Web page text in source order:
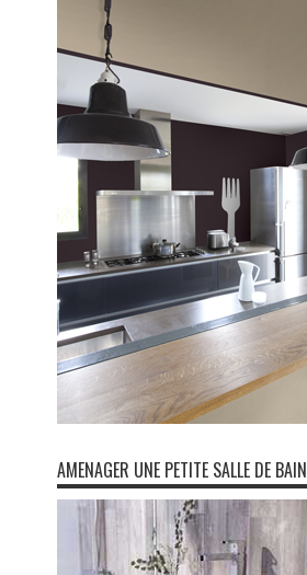
AMENAGER UNE PETITE SALLE DE BAIN